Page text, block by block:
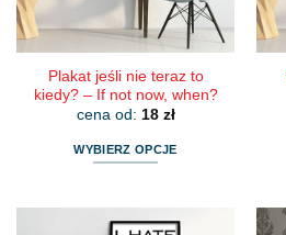
stronie
produktu
Plakat jeśli nie teraz to
kiedy? – If not now, when?
cena od: 18 zł
WYBIERZ OPCJE
ma